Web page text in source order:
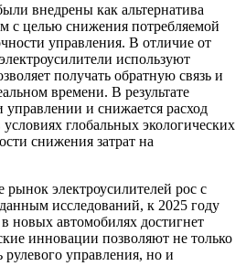
внедрены как альтернатива
с целью снижения потребляемой
управления. В отличие от
используют
получать обратную связь и
времени. В результате
и снижается расход
глобальных экологических
снижения затрат на
рынок электроусилителей рос с
исследований, к 2025 году
в новых автомобилях достигнет
инновации позволяют не только
управления, но и